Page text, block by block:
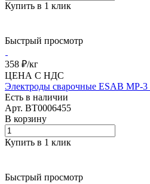
Купить в 1 клик
Быстрый просмотр
358 ₽/кг
ЦЕНА С НДС
Электроды сварочные ESAB МР-3
Есть в наличии
Арт. BT0006455
В корзину
Купить в 1 клик
Быстрый просмотр